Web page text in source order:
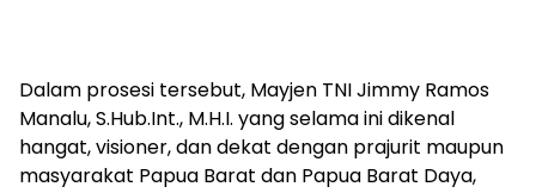
Dalam prosesi tersebut, Mayjen TNI Jimmy Ramos
Manalu, S.Hub.Int., M.H.I. yang selama ini dikenal
hangat, visioner, dan dekat dengan prajurit maupun
masyarakat Papua Barat dan Papua Barat Daya,